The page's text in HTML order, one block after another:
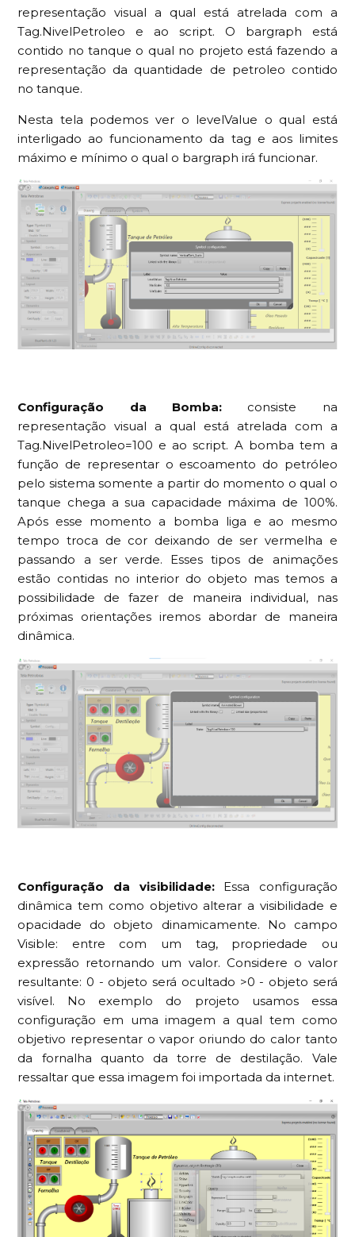
representação visual a qual está atrelada com a
Tag.NivelPetroleo e ao script. O bargraph está
contido no tanque o qual no projeto está fazendo a
representação da quantidade de petroleo contido
no tanque.
Nesta tela podemos ver o levelValue o qual está
interligado ao funcionamento da tag e aos limites
máximo e mínimo o qual o bargraph irá funcionar.
Configuração da Bomba: consiste na
representação visual a qual está atrelada com a
Tag.NivelPetroleo=100 e ao script. A bomba tem a
função de representar o escoamento do petróleo
pelo sistema somente a partir do momento o qual o
tanque chega a sua capacidade máxima de 100%.
Após esse momento a bomba liga e ao mesmo
tempo troca de cor deixando de ser vermelha e
passando a ser verde. Esses tipos de animações
estão contidas no interior do objeto mas temos a
possibilidade de fazer de maneira individual, nas
próximas orientações iremos abordar de maneira
dinâmica.
Configuração da visibilidade:Essa configuração
dinâmica tem como objetivo alterar a visibilidade e
opacidade do objeto dinamicamente. No campo
Visible: entre com um tag, propriedade ou
expressão retornando um valor. Considere o valor
resultante: 0 - objeto será ocultado >0 - objeto será
visível. No exemplo do projeto usamos essa
configuração em uma imagem a qual tem como
objetivo representar o vapor oriundo do calor tanto
da fornalha quanto da torre de destilação. Vale
ressaltar que essa imagem foi importada da internet.